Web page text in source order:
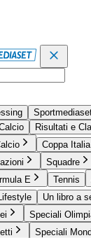
Risultati e
Coppa Italia
Squadre
E Tennis
Un libro a
Speciali
Speciali